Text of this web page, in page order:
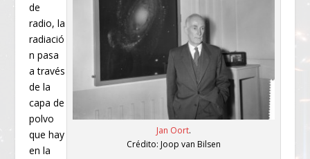
Jan Oort.
Crédito: Joop van Bilsen
de
radio, la
radiació
n pasa
a través
de la
capa de
polvo
que hay
en la